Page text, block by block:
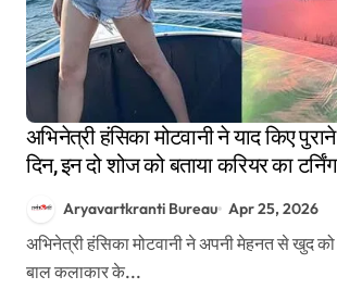
अभिनेत्री हंसिका मोटवानी ने याद किए पुराने
दिन, इन दो शोज को बताया करियर का टर्निंग
Aryavartkranti Bureau Apr 25, 2026
अभिनेत्री हंसिका मोटवानी ने अपनी मेहनत से खुद को स्थापित किया है।
बाल कलाकार के...